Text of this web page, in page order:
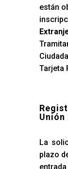
están
Tarjeta
Unión
La
plazo